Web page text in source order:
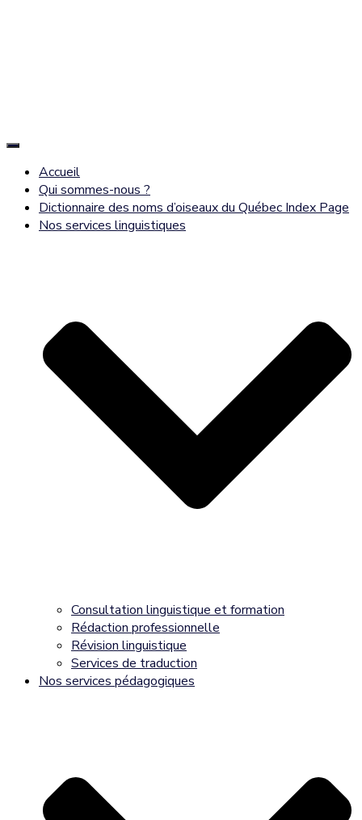
Déplier
navigationAccueil
Qui sommes-nous ?
Dictionnaire des noms d’oiseaux du Québec Index Page
Nos services linguistiques
Consultation linguistique et formation
Rédaction professionnelle
Révision linguistique
Services de traduction
Nos services pédagogiques